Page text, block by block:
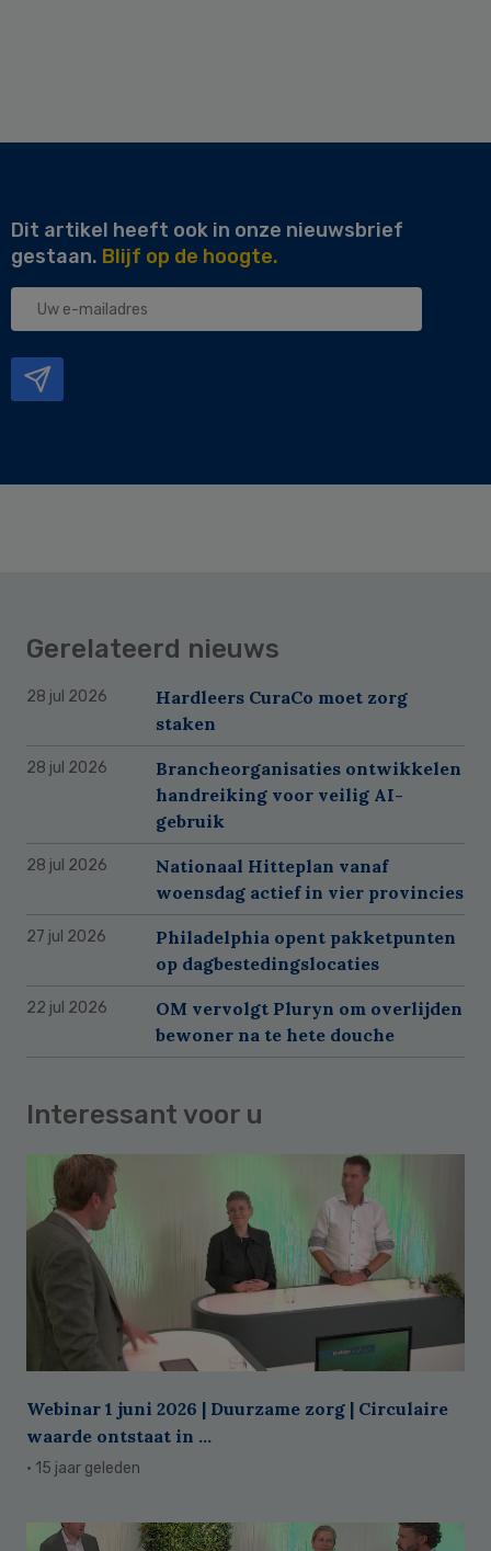
Dit artikel heeft ook in onze nieuwsbrief
gestaan. Blijf op de hoogte.
Uw
Gerelateerd nieuws
28 jul 2026
Hardleers CuraCo moet zorg
staken
28 jul 2026
Brancheorganisaties ontwikkelen
handreiking voor veilig AI-
gebruik
28 jul 2026
Nationaal Hitteplan vanaf
woensdag actief in vier provincies
27 jul 2026
Philadelphia opent pakketpunten
op dagbestedingslocaties
22 jul 2026
OM vervolgt Pluryn om overlijden
bewoner na te hete douche
Interessant voor u
Webinar 1 juni 2026 | Duurzame zorg | Circulaire
waarde ontstaat in ...
· 15 jaar geleden